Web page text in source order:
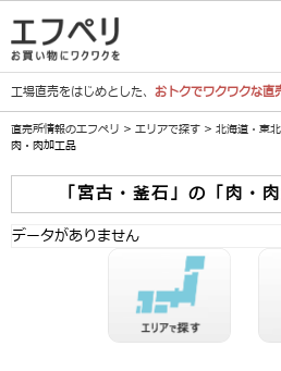
工場直売をはじめとした、 おトクでワクワクな直
直売所情報のエフペリ > エリアで探す > 北海道・東北
肉・肉加工品
「宮古・釜石」の「肉・
データがありません